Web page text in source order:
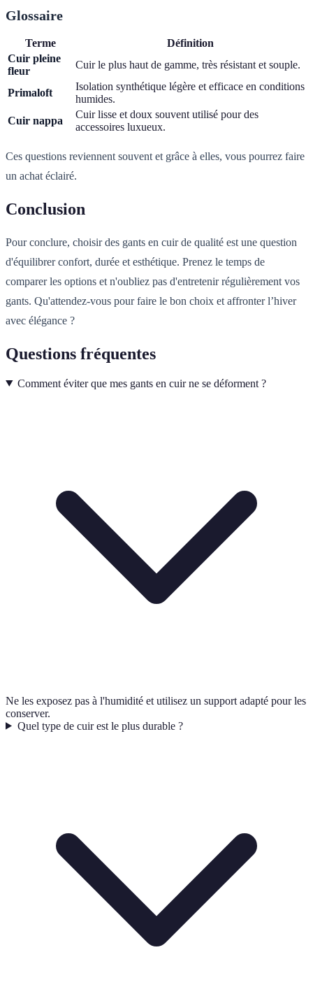
Glossaire
Terme
Définition
Cuir pleine
fleur
Cuir le plus haut de gamme, très résistant et souple.
Primaloft
Isolation synthétique légère et efficace en conditions
humides.
Cuir nappa
Cuir lisse et doux souvent utilisé pour des
accessoires luxueux.
Ces questions reviennent souvent et grâce à elles, vous pourrez faire
un achat éclairé.
Conclusion
Pour conclure, choisir des gants en cuir de qualité est une question
d'équilibrer confort, durée et esthétique. Prenez le temps de
comparer les options et n'oubliez pas d'entretenir régulièrement vos
gants. Qu'attendez-vous pour faire le bon choix et affronter l’hiver
avec élégance ?
Questions fréquentes
Comment éviter que mes gants en cuir ne se déforment ?
Ne les exposez pas à l'humidité et utilisez un support adapté pour les
conserver.
Quel type de cuir est le plus durable ?